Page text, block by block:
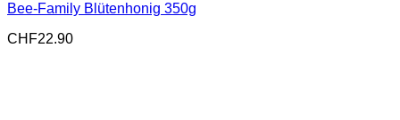
Bee-Family Blütenhonig 350g
CHF22.90